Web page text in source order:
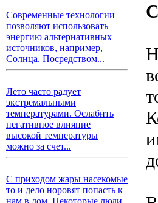
Современные технологии
позволяют использовать
энергию альтернативных
источников, например,
Солнца. Посредством...
Лето часто радует
экстремальными
температурами. Ослабить
негативное влияние
высокой температуры
можно за счет...
С приходом жары насекомые
то и дело норовят попасть к
нам в дом. Некоторые люди